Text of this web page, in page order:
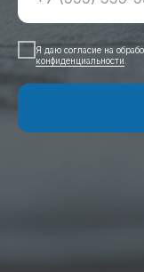
Я даю согласие на
конфиденциальности